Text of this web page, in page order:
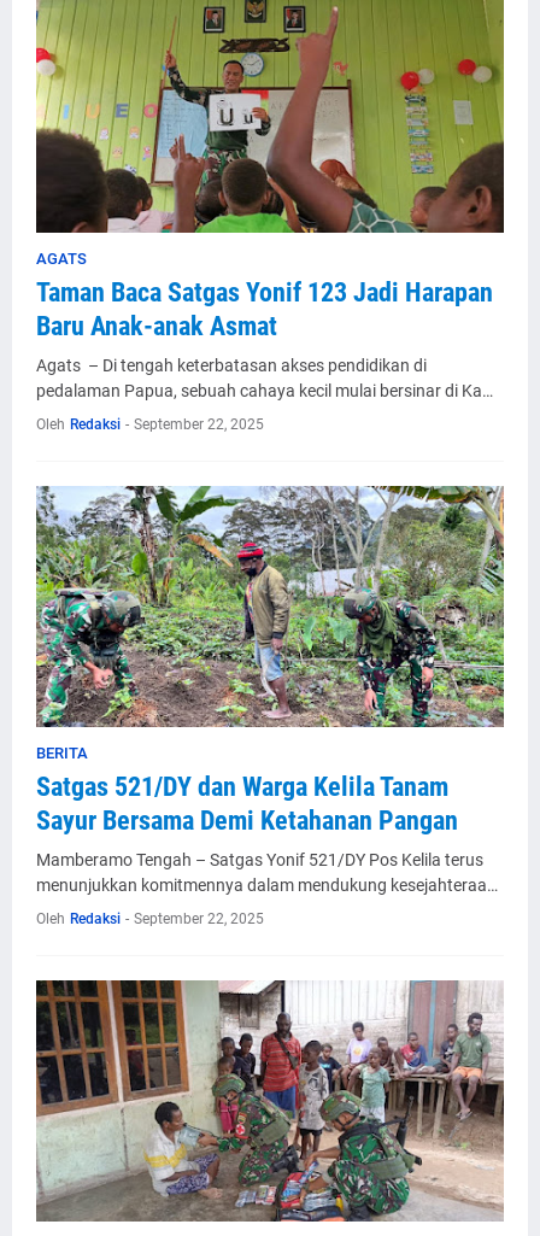
AGATS
Taman Baca Satgas Yonif 123 Jadi Harapan
Baru Anak-anak Asmat
Agats – Di tengah keterbatasan akses pendidikan di
pedalaman Papua, sebuah cahaya kecil mulai bersinar di Ka…
Oleh Redaksi - September 22, 2025
BERITA
Satgas 521/DY dan Warga Kelila Tanam
Sayur Bersama Demi Ketahanan Pangan
Mamberamo Tengah – Satgas Yonif 521/DY Pos Kelila terus
menunjukkan komitmennya dalam mendukung kesejahteraa…
Oleh Redaksi - September 22, 2025